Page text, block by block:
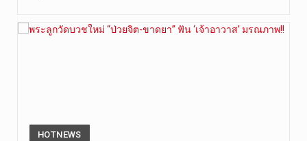
HOTNEWS